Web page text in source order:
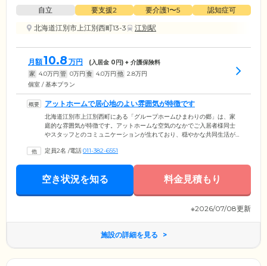
自立 要支援2 要介護1〜5
認知症可
北海道江別市上江別西町13-3
江別駅
月額10.8 万円 (入居金 0円) + 介護保険料
家 4.0万円 管 0万円 食 4.0万円 他 2.8万円
個室 / 基本プラン
アットホームで居心地のよい雰囲気が特徴です
北海道江別市上江別西町にある「グループホームひまわりの郷」は、家
庭的な雰囲気が特徴です。アットホームな空気のなかでご入居者様同士
やスタッフとのコミュニケーションが生れており、穏やかな共同生活が
常生活のなかに機能訓練やリハビリテーションを取り入れ、ご入居者様
学やご相談など、ぜひお気軽にお問い合わせください。
定員2名 /電話011-382-6551
空き状況を知る 料金見積もり
※2026/07/08更新
施設の詳細を見る